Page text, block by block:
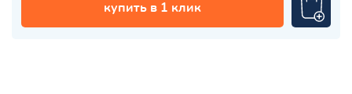
купить в 1 клик